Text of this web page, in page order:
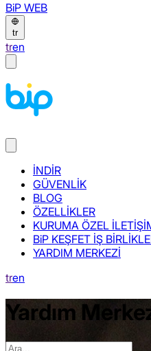
BiP WEB
tr
tren
İNDİR
GÜVENLİK
BLOG
ÖZELLİKLER
KURUMA ÖZEL
BiP KEŞFET İŞ
YARDIM MERKEZİ
tren
Yardım